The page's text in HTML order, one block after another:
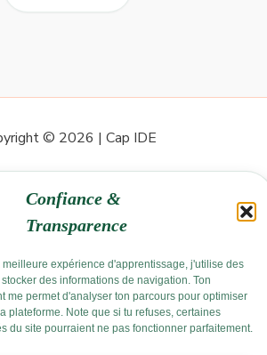
Confiance &
Transparence
meilleure expérience d'apprentissage, j'utilise des
des informations de navigation. Ton
me permet d'analyser ton parcours pour optimiser
plateforme. Note que si tu refuses, certaines
du site pourraient ne pas fonctionner parfaitement.
© 2026 | Cap IDE